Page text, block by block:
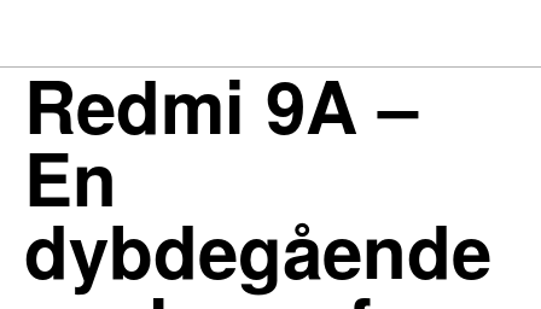
Redmi 9A –
En
dybdegående